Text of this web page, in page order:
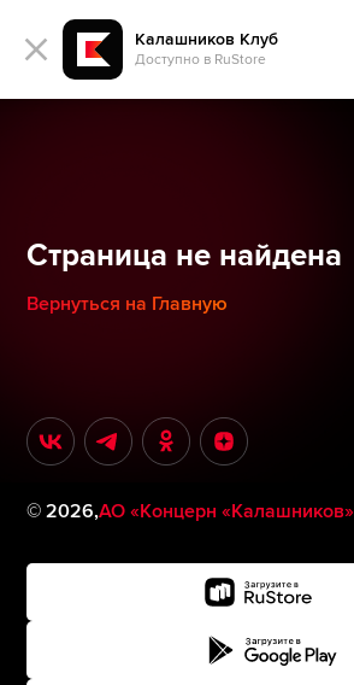
Калашников Клуб
Доступно в RuStore
Страница не найдена
Вернуться на Главную
©2026,АО «Концерн «Калашников»